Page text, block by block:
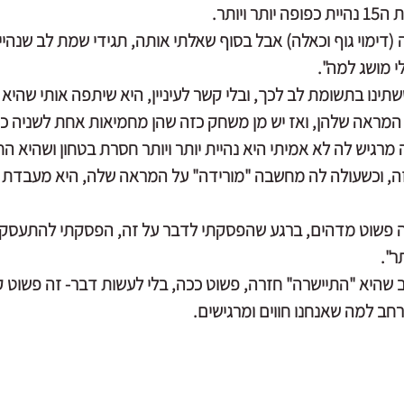
גוף וכאלה) אבל בסוף שאלתי אותה, תגידי שמת לב
מושג למה".
בתשומת לב לכך, ובלי קשר לעיניין, היא שיתפה אותי
המראה שלהן, ואז יש מן משחק כזה שהן מחמיאות אחת לשניה
לה לא אמיתי היא נהיית יותר ויותר חסרת בטחון ושהיא
וכשעולה לה מחשבה "מורידה" על המראה שלה, היא
פשוט מדהים, ברגע שהפסקתי לדבר על זה, הפסקתי
שהיא "התיישרה" חזרה, פשוט ככה, בלי לעשות דבר- זה
למה שאנחנו חווים ומרגישים.